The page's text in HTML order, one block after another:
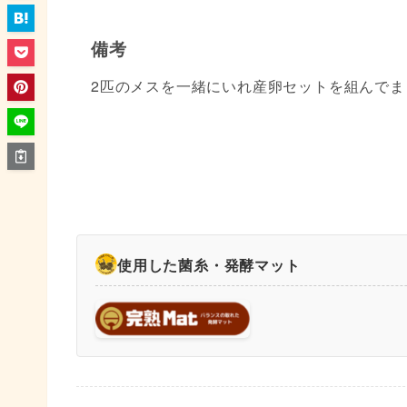
備考
2匹のメスを一緒にいれ産卵セットを組んで
使用した菌糸・発酵マット